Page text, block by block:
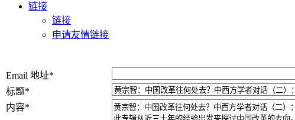
链接
链接
申请友情链接
Email 地址*
标题*
内容*